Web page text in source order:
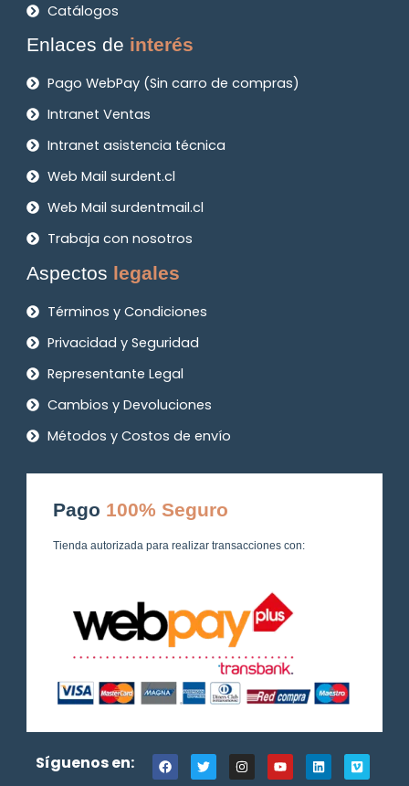
Catálogos
Enlaces de interés
Pago WebPay (Sin carro de compras)
Intranet Ventas
Intranet asistencia técnica
Web Mail surdent.cl
Web Mail surdentmail.cl
Trabaja con nosotros
Aspectos legales
Términos y Condiciones
Privacidad y Seguridad
Representante Legal
Cambios y Devoluciones
Métodos y Costos de envío
Pago 100% Seguro
Tienda autorizada para realizar transacciones con:
Síguenos en:
F
a
T
w
I
n
Y
o
L
i
V
i